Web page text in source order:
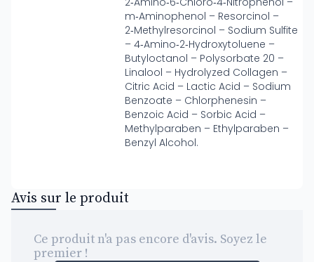
m‑Aminophenol – Resorcinol –
2‑Methylresorcinol – Sodium Sulfite
– 4‑Amino‑2‑Hydroxytoluene –
Butyloctanol – Polysorbate 20 –
Linalool – Hydrolyzed Collagen –
Citric Acid – Lactic Acid – Sodium
Benzoate – Chlorphenesin –
Benzoic Acid – Sorbic Acid –
Methylparaben – Ethylparaben –
Benzyl Alcohol.
Avis sur le produit
Ce produit n'a pas encore d'avis. Soyez le
premier !